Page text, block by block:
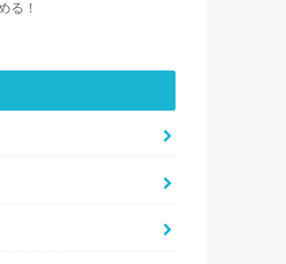
る！